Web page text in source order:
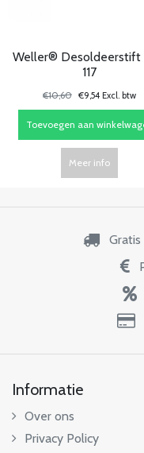
Weller® Desoldeerstift
117
€10,60 €9,54 Excl. btw
Toevoegen aan
Meer info
Informatie
Over ons
Privacy Policy